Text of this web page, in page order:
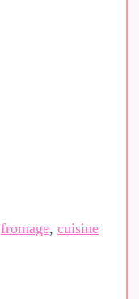
fromage, cuisine